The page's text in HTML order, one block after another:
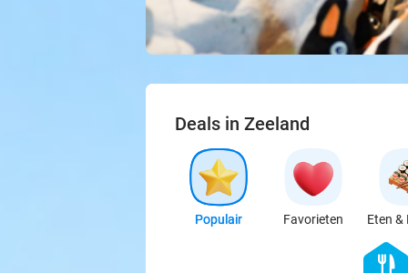
Deals in Zeeland
Populair Favorieten Eten &
food